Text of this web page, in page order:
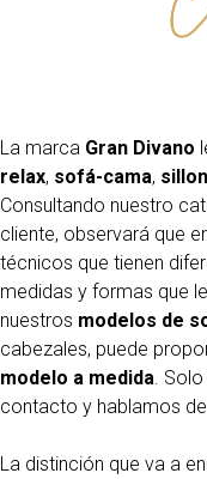
La marca Gran Divano
relax, sofá-cama,
Consultando nuestro
cliente, observará que
técnicos que tienen
medidas y formas que
nuestros modelos de
cabezales, puede
modelo a medida.
contacto y hablamos
La distinción que va a